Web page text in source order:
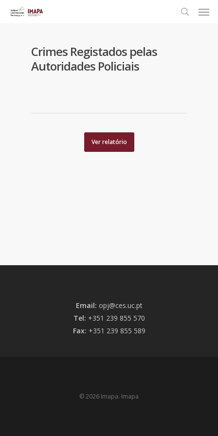
Crimes Registados pelas
Autoridades Policiais
Ver relatório
Email: opj@ces.uc.pt
Tel: +351 239 855 570
Fax: +351 239 855 589
© 2026 Imapa. Imapa